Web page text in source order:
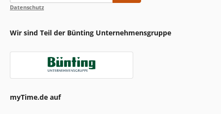
Datenschutz
Wir sind Teil der Bünting Unternehmensgruppe
myTime.de auf